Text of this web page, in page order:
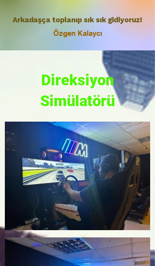
Arkadaşça toplanıp sık sık gidiyoruz!
Özgen Kalaycı
Direksiyon
Simülatörü